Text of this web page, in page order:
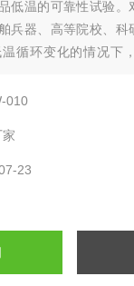
低温的可靠性试验。
兵器、高等院校、科
循环变化的情况下
010
23